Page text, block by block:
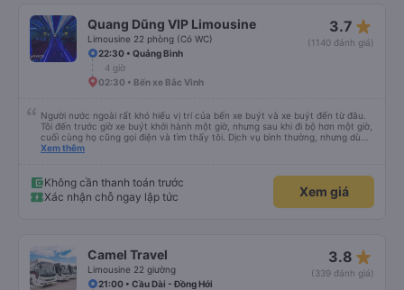
Quang Dũng VIP Limousine
Limousine 22 phòng (Có WC)
3.7 star_rate
(1140 đánh giá)
22:30 • Quảng Bình
4 giờ
02:30 • Bến xe Bắc Vinh
Người nước ngoài rất khó hiểu vị trí của bến xe buýt và xe buýt đến từ đâu.
Tôi đến trước giờ xe buýt khởi hành một giờ, nhưng sau khi đi bộ hơn một giờ,
cuối cùng họ cũng gọi điện và tìm thấy tôi. Dịch vụ bình thường, nhưng dù
sao thì tôi ngủ ngon hơn ở khách sạn vì tôi rất thoải mái. Sẽ tuyệt hơn nếu
Xem thêm
Không cần thanh toán trước
Xác nhận chỗ ngay lập tức
Xem giá
Camel Travel
Limousine 22 giường
3.8 star_rate
(339 đánh giá)
21:00 • Cầu Dài - Đồng Hới